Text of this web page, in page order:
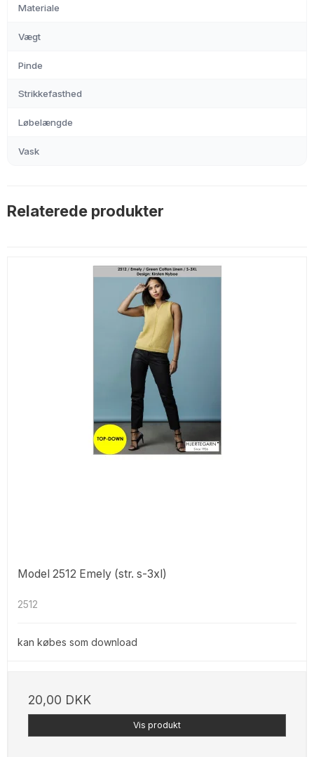
Materiale
Vægt
Pinde
Strikkefasthed
Løbelængde
Vask
Relaterede produkter
Model 2512 Emely (str. s-3xl)
2512
kan købes som download
20,00 DKK
Vis produkt